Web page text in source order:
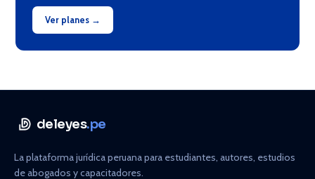
Ver planes →
deleyes.pe
La plataforma jurídica peruana para estudiantes, autores, estudios
de abogados y capacitadores.